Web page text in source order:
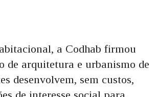
a Codhab firmou
de arquitetura e urbanismo de
desenvolvem, sem custos,